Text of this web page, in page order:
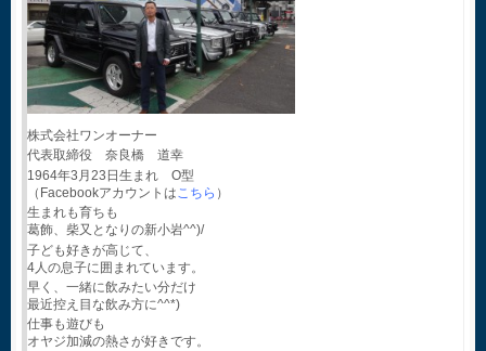
株式会社ワンオーナー
代表取締役 奈良橋 道幸
1964年3月23日生まれ O型
（Facebookアカウントはこちら ）
生まれも育ちも
葛飾、柴又となりの新小岩^^)/
子ども好きが高じて、
4人の息子に囲まれています。
早く、一緒に飲みたい分だけ
最近控え目な飲み方に^^*)
仕事も遊びも
オヤジ加減の熱さが好きです。